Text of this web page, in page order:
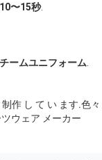
10〜15秒.
チームユニフォーム
作 し て い ます.色
ウェア メーカー